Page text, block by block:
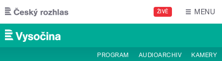
Přejít k hlavnímu obsahu
ŽIVĚ MENU
PROGRAM AUDIOARCHIV KAMERY